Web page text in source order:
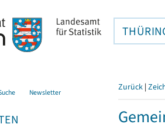
Newsletter Zurück |